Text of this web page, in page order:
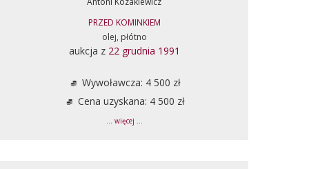
PRZED KOMINKIEM
olej, płótno
aukcja z 22 grudnia 1991
Wywoławcza: 4 500 zł
Cena uzyskana: 4 500 zł
... więcej ...